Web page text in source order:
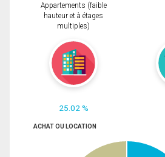
Appartements (faible
hauteur et à étages
multiples)
25.02 %
ACHAT OU LOCATION